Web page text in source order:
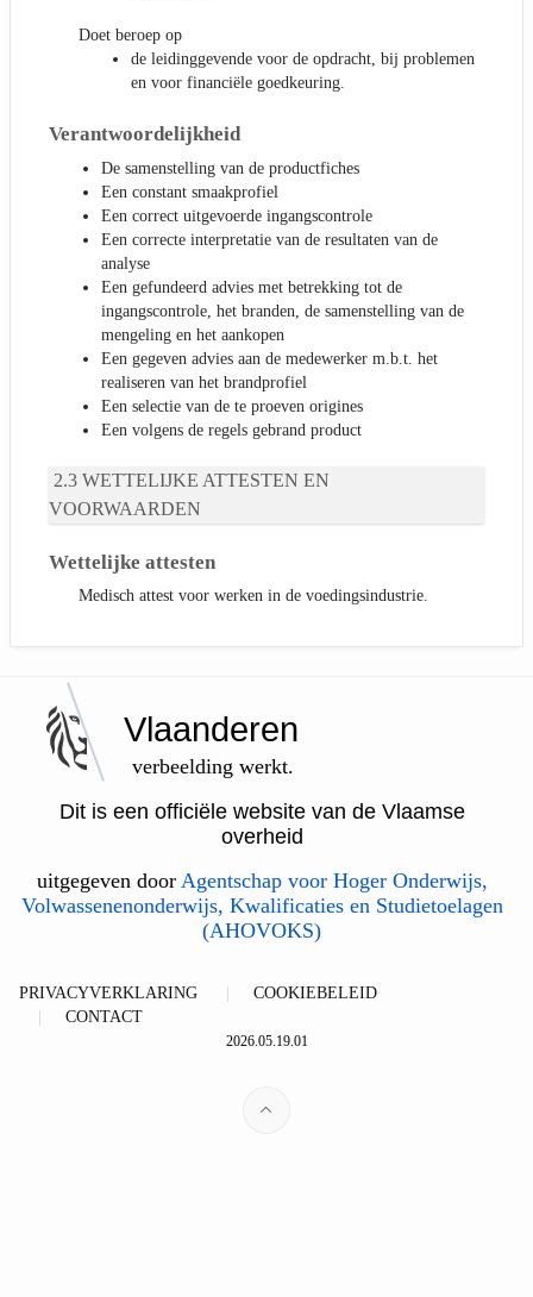
Doet beroep op
de leidinggevende voor de opdracht, bij problemen
en voor financiële goedkeuring.
Verantwoordelijkheid
De samenstelling van de productfiches
Een constant smaakprofiel
Een correct uitgevoerde ingangscontrole
Een correcte interpretatie van de resultaten van de
analyse
Een gefundeerd advies met betrekking tot de
ingangscontrole, het branden, de samenstelling van de
mengeling en het aankopen
Een gegeven advies aan de medewerker m.b.t. het
realiseren van het brandprofiel
Een selectie van de te proeven origines
Een volgens de regels gebrand product
WETTELIJKE ATTESTEN EN
VOORWAARDEN
Wettelijke attesten
Medisch attest voor werken in de voedingsindustrie.
Vlaanderen
verbeelding werkt.
Dit is een officiële website van de Vlaamse
overheid
uitgegeven door Agentschap voor Hoger Onderwijs,
Volwassenenonderwijs, Kwalificaties en Studietoelagen
(AHOVOKS)
PRIVACYVERKLARING
COOKIEBELEID
CONTACT
2026.05.19.01